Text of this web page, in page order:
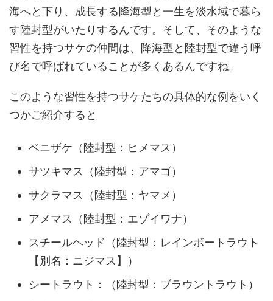
海へと下り、成長する降海型と一生を淡水域で暮ら
す陸封型がいたりするんです。そして、そのような
習性を持つサケの仲間は、降海型と陸封型で違う呼
び名で呼ばれていることが多くあるんですね。
このような習性を持つサケたちの具体的な例をいく
つかご紹介すると
ベニザケ（陸封型：ヒメマス）
サツキマス（陸封型：アマゴ）
サクラマス（陸封型：ヤマメ）
アメマス（陸封型：エゾイワナ）
スチールヘッド（陸封型：レインボートラウト
【別名：ニジマス】）
シートラウト：（陸封型：ブラウントラウト）